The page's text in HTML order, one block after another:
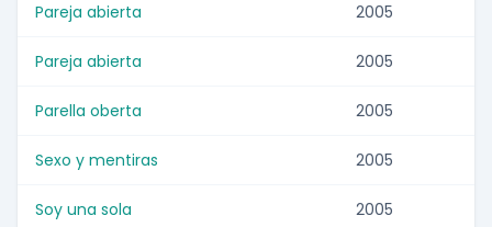
Pareja abierta 2005
Pareja abierta 2005
Parella oberta 2005
Sexo y mentiras 2005
Soy una sola 2005